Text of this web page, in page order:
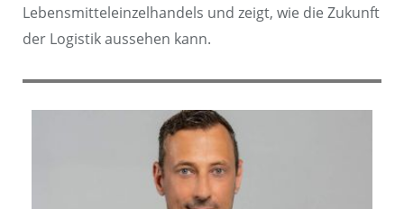
Lebensmitteleinzelhandels und zeigt, wie die Zukunft
der Logistik aussehen kann.